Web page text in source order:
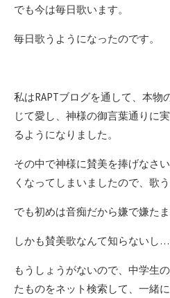
でも今は毎日歌います。
毎日歌うようになったのです。
私はRAPTブログを通して、本物
じて愛し、神様の御言葉通りに
るようになりました。
その中で神様に賛美を捧げなさ
くなってしまいましたので、歌
でも初めは音痴だから嫌で嫌たま
しかも賛美歌なんて知らないし
もうしょうがないので、中学生
たものをネット検索して、一緒に